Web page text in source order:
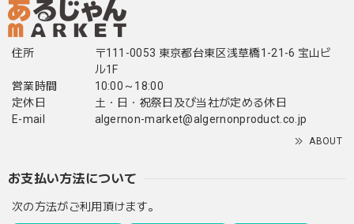
住所
〒111-0053 東京都台東区浅草橋1-21-6 宝山ビ
ル1F
営業時間
10:00～18:00
定休日
土・日・祝祭日及び当社が定める休日
E-mail
algernon-market@algernonproduct.co.jp
ABOUT
お支払い方法について
次の方法がご利用頂けます。